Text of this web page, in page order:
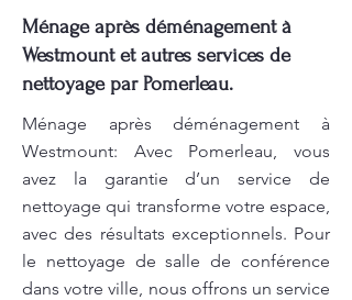
Ménage après déménagement à
Westmount et autres services de
nettoyage par Pomerleau.
Ménage après déménagement à
Westmount: Avec Pomerleau, vous
avez la garantie d’un service de
nettoyage qui transforme votre espace,
avec des résultats exceptionnels. Pour
le nettoyage de salle de conférence
dans votre ville, nous offrons un service